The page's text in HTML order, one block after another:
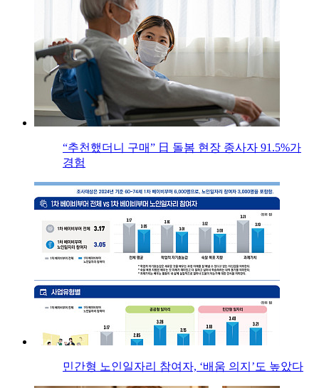
“추천했더니 구매” 日 돌봄 현장 종사자 91.5%가
경험
민간형 노인일자리 참여자, ‘배움 의지’도 높았다